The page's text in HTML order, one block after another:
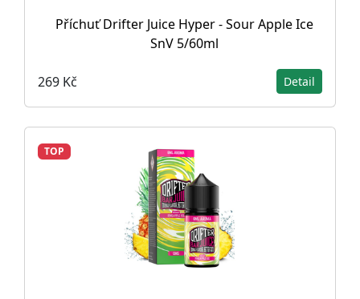
Příchuť Drifter Juice Hyper - Sour Apple Ice
SnV 5/60ml
269 Kč Detail
TOP